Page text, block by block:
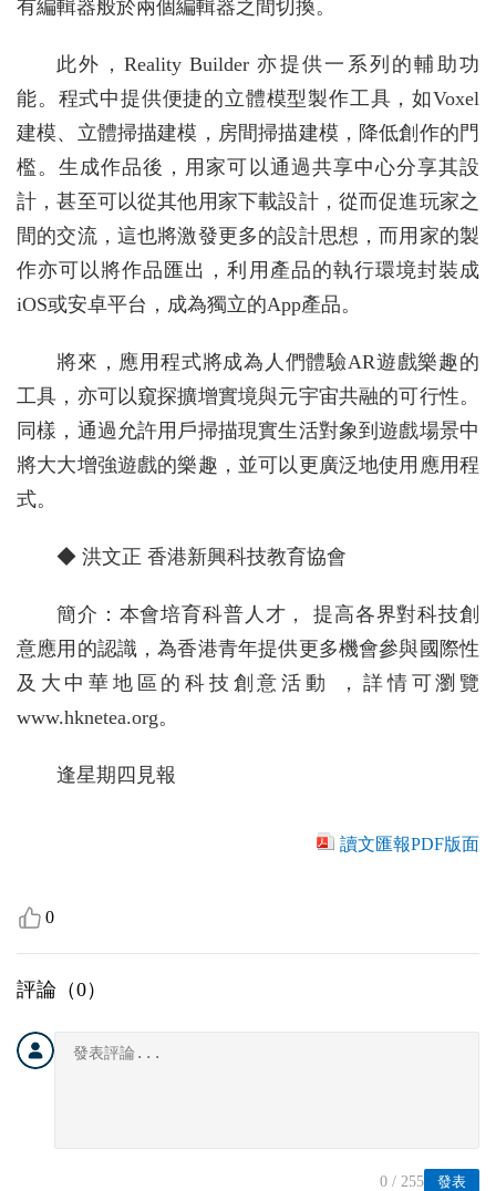
有編輯器般於兩個編輯器之間切換。
此外，Reality Builder 亦提供一系列的輔助功
能。程式中提供便捷的立體模型製作工具，如Voxel
建模、立體掃描建模，房間掃描建模，降低創作的門
檻。生成作品後，用家可以通過共享中心分享其設
計，甚至可以從其他用家下載設計，從而促進玩家之
間的交流，這也將激發更多的設計思想，而用家的製
作亦可以將作品匯出，利用產品的執行環境封裝成
iOS或安卓平台，成為獨立的App產品。
將來，應用程式將成為人們體驗AR遊戲樂趣的
工具，亦可以窺探擴增實境與元宇宙共融的可行性。
同樣，通過允許用戶掃描現實生活對象到遊戲場景中
將大大增強遊戲的樂趣，並可以更廣泛地使用應用程
式。
◆ 洪文正 香港新興科技教育協會
簡介：本會培育科普人才， 提高各界對科技創
意應用的認識，為香港青年提供更多機會參與國際性
及大中華地區的科技創意活動 ，詳情可瀏覽
www.hknetea.org。
逢星期四見報
讀文匯報PDF版面
0
評論（0）
發表
0 / 255